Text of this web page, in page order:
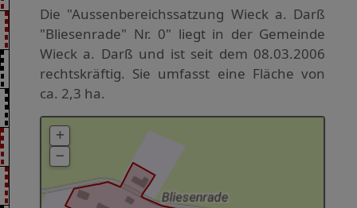
Die "Aussenbereichssatzung Wieck a. Darß
"Bliesenrade" Nr. 0" liegt in der Gemeinde
Wieck a. Darß und ist seit dem 08.03.2006
rechtskräftig. Sie umfasst eine Fläche von
ca. 2,3 ha.